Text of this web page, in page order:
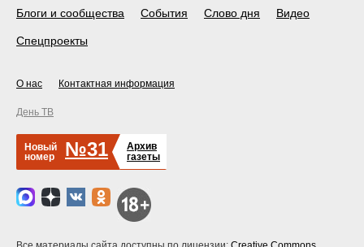
Блоги и сообщества События Слово дня Видео
Спецпроекты
О нас Контактная информация
День ТВ
Новый
номер
№31
Архив
газеты